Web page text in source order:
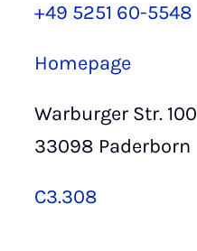
+49 5251 60-5548
Homepage
Warburger Str. 100
33098 Paderborn
C3.308